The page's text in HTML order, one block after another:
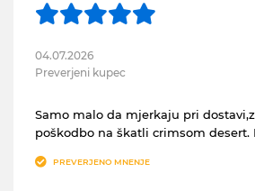
04.07.2026
Preverjeni kupec
Samo malo da mjerkaju pri
poškodbo na škatli crimsom desert.
PREVERJENO MNENJE